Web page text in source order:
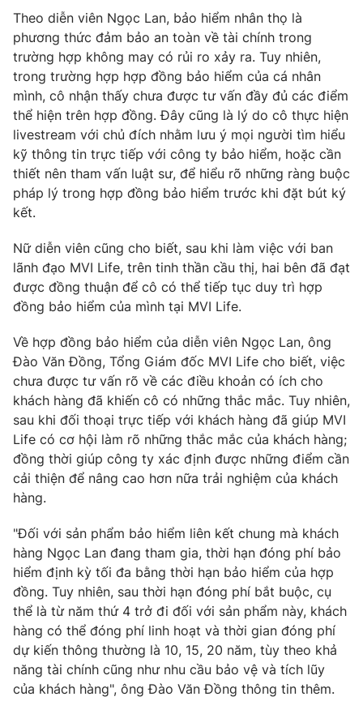
Nhân vật
Khán giả
Giải sao mai
Âm nhạc
Sao
Đời sống
Du lịch
Làm đẹp
Chất lượng cuộc sống
Giáo dục
Tuyển sinh
Học trực tuyến
Công nghệ
Hitech Công nghệ tương lai
Sản phẩm
Thị trường
Giao lưu trực tuyến
Lịch phát sóng
Chuyên mục khác
Emagazine Podcast
Photo Infographic
Video Shorts video
VTV Money VTV Thể thao
VTV Sức khoẻ Bất động sản
Thị trường 24h Tấm lòng Việt
VTV4 Vươn mình bằng AI
VTV9 VTV8
Liên hệ tòa soạn English
Theo diễn viên Ngọc Lan, bảo hiểm nhân thọ là
phương thức đảm bảo an toàn về tài chính trong
trường hợp không may có rủi ro xảy ra. Tuy nhiên,
trong trường hợp hợp đồng bảo hiểm của cá nhân
mình, cô nhận thấy chưa được tư vấn đầy đủ các điểm
thể hiện trên hợp đồng. Đây cũng là lý do cô thực hiện
livestream với chủ đích nhằm lưu ý mọi người tìm hiểu
kỹ thông tin trực tiếp với công ty bảo hiểm, hoặc cần
thiết nên tham vấn luật sư, để hiểu rõ những ràng buộc
pháp lý trong hợp đồng bảo hiểm trước khi đặt bút ký
kết.
Nữ diễn viên cũng cho biết, sau khi làm việc với ban
lãnh đạo MVI Life, trên tinh thần cầu thị, hai bên đã đạt
được đồng thuận để cô có thể tiếp tục duy trì hợp
đồng bảo hiểm của mình tại MVI Life.
Về hợp đồng bảo hiểm của diễn viên Ngọc Lan, ông
Đào Văn Đồng, Tổng Giám đốc MVI Life cho biết, việc
chưa được tư vấn rõ về các điều khoản có ích cho
khách hàng đã khiến cô có những thắc mắc. Tuy nhiên,
sau khi đối thoại trực tiếp với khách hàng đã giúp MVI
Life có cơ hội làm rõ những thắc mắc của khách hàng;
đồng thời giúp công ty xác định được những điểm cần
cải thiện để nâng cao hơn nữa trải nghiệm của khách
hàng.
"Đối với sản phẩm bảo hiểm liên kết chung mà khách
hàng Ngọc Lan đang tham gia, thời hạn đóng phí bảo
hiểm định kỳ tối đa bằng thời hạn bảo hiểm của hợp
đồng. Tuy nhiên, sau thời hạn đóng phí bắt buộc, cụ
thể là từ năm thứ 4 trở đi đối với sản phẩm này, khách
hàng có thể đóng phí linh hoạt và thời gian đóng phí
dự kiến thông thường là 10, 15, 20 năm, tùy theo khả
năng tài chính cũng như nhu cầu bảo vệ và tích lũy
của khách hàng", ông Đào Văn Đồng thông tin thêm.